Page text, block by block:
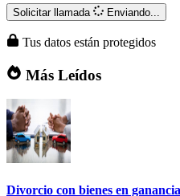
Solicitar llamada Enviando...
Tus datos están protegidos
Más Leídos
Divorcio con bienes en